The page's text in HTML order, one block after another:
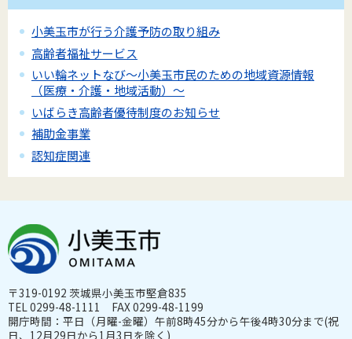
小美玉市が行う介護予防の取り組み
高齢者福祉サービス
いい輪ネットなび～小美玉市民のための地域資源情報
（医療・介護・地域活動）～
いばらき高齢者優待制度のお知らせ
補助金事業
認知症関連
〒319-0192 茨城県小美玉市堅倉835
TEL 0299-48-1111 FAX 0299-48-1199
開庁時間：平日（月曜-金曜）午前8時45分から午後4時30分まで(祝
日、12月29日から1月3日を除く)